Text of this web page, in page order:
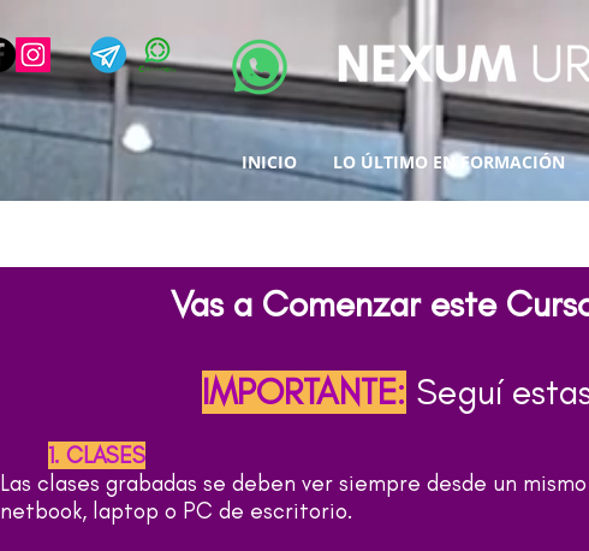
INICIO LO ÚLTIMO EN FORMACIÓN
Vas a Comenzar este
IMPORTANTE: Seguí
1. CLASES
Las clases grabadas se deben ver siempre desde un
netbook, laptop o PC de escritorio.